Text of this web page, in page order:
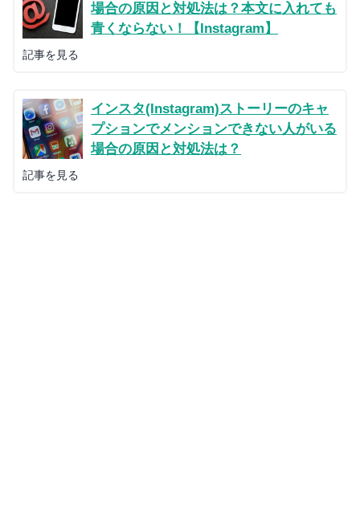
場合の原因と対処法は？本文に入れても
青くならない！【Instagram】
記事を見る
インスタ(Instagram)ストーリーのキャ
プションでメンションできない人がいる
場合の原因と対処法は？
記事を見る